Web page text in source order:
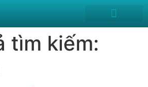
tìm kiếm: